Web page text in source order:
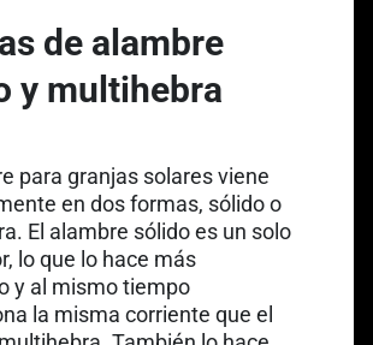
de alambre
y multihebra
para granjas solares viene
en dos formas, sólido o
El alambre sólido es un solo
lo que lo hace más
y al mismo tiempo
la misma corriente que el